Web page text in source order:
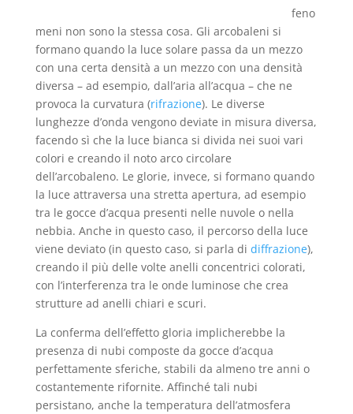
feno
meni non sono la stessa cosa. Gli arcobaleni si
formano quando la luce solare passa da un mezzo
con una certa densità a un mezzo con una densità
diversa – ad esempio, dall’aria all’acqua – che ne
provoca la curvatura (rifrazione). Le diverse
lunghezze d’onda vengono deviate in misura diversa,
facendo sì che la luce bianca si divida nei suoi vari
colori e creando il noto arco circolare
dell’arcobaleno. Le glorie, invece, si formano quando
la luce attraversa una stretta apertura, ad esempio
tra le gocce d’acqua presenti nelle nuvole o nella
nebbia. Anche in questo caso, il percorso della luce
viene deviato (in questo caso, si parla di diffrazione),
creando il più delle volte anelli concentrici colorati,
con l’interferenza tra le onde luminose che crea
strutture ad anelli chiari e scuri.
La conferma dell’effetto gloria implicherebbe la
presenza di nubi composte da gocce d’acqua
perfettamente sferiche, stabili da almeno tre anni o
costantemente rifornite. Affinché tali nubi
persistano, anche la temperatura dell’atmosfera